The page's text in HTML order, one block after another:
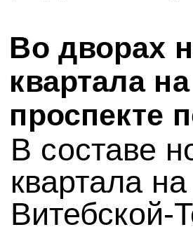
Во дворах
квартала
проспекте
В составе
квартала
Витебской-